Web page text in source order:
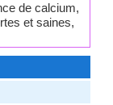
de calcium,
et saines,